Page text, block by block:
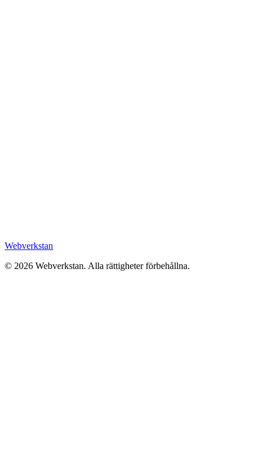
Webverkstan
© 2026 Webverkstan. Alla rättigheter förbehållna.